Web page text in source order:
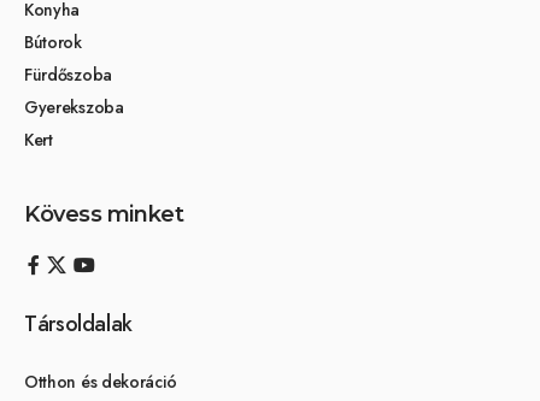
Konyha
Bútorok
Fürdőszoba
Gyerekszoba
Kert
Kövess minket
Társoldalak
Otthon és dekoráció